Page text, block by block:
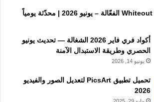
أكواد فري فاير 2026 الشغالة — تحديث يونيو
الحصري وطريقة الاستبدال الآمنة
يونيو 14, 2026
تحميل تطبيق PicsArt لتعديل الصور والفيديو
2026